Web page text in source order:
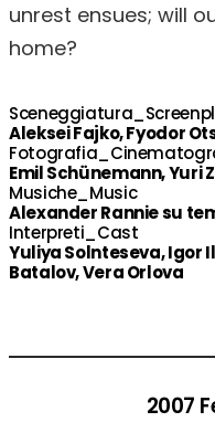
unrest ensues; will
home?
Aleksei Fajko, Fyodor
Emil Schünemann, Yuri
Musiche_Music
Alexander Rannie su
Interpreti_Cast
Yuliya Solnteseva, Igor
Batalov, Vera Orlova
2007